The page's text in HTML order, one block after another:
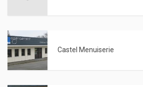
Castel Menuiserie